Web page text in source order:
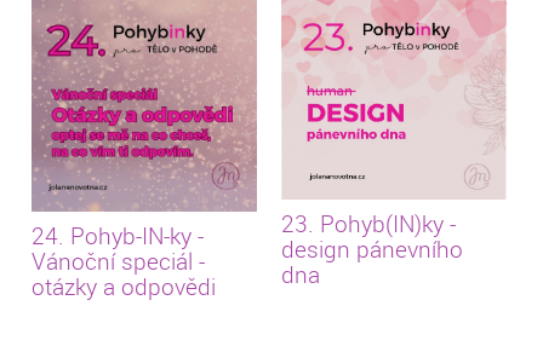
24. Pohyb-IN-ky -
Vánoční speciál -
otázky a odpovědi
23. Pohyb(IN)ky -
design pánevního
dna